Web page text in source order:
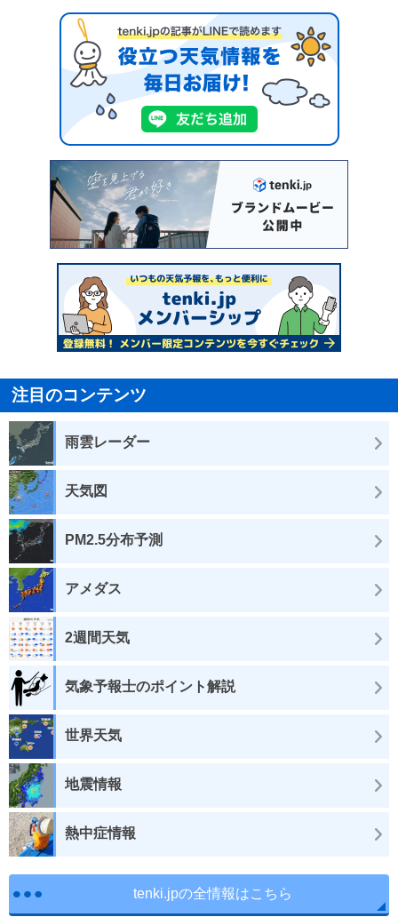
注目のコンテンツ
雨雲レーダー
天気図
PM2.5分布予測
アメダス
2週間天気
気象予報士のポイント解説
世界天気
地震情報
熱中症情報
tenki.jpの全情報はこちら